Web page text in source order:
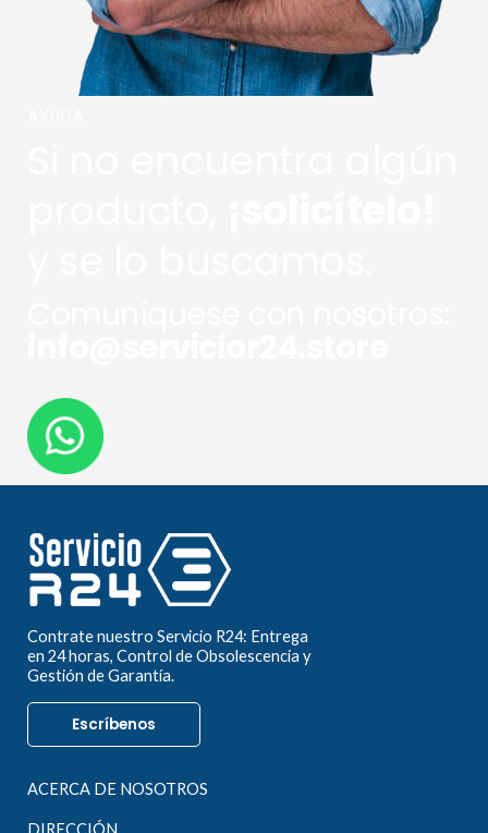
Contrate nuestro Servicio R24: Entrega
en 24 horas, Control de Obsolescencia y
Gestión de Garantía.
Escríbenos
ACERCA DE NOSOTROS